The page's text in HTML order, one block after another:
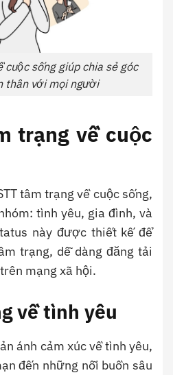
sống giúp chia sẻ góc
thân với mọi người
trạng về cuộc
tâm trạng về cuộc sống,
tình yêu, gia đình, và
này được thiết kế để
trạng, dễ dàng đăng tải
mạng xã hội.
về tình yêu
ánh cảm xúc về tình yêu,
đến những nỗi buồn sâu